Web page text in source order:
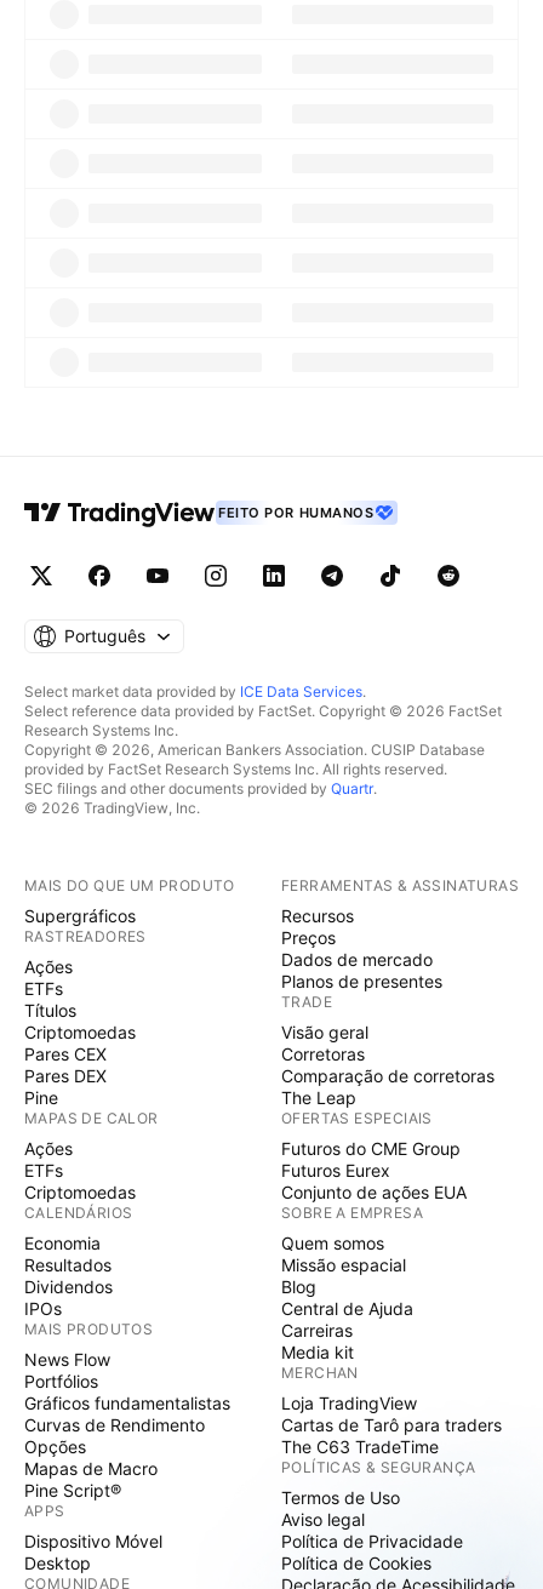
FEITO POR HUMANOS
Português
Select market data provided by ICE Data Services.
Select reference data provided by FactSet. Copyright © 2026 FactSet
Research Systems Inc.
Copyright © 2026, American Bankers Association. CUSIP Database
provided by FactSet Research Systems Inc. All rights reserved.
SEC filings and other documents provided by Quartr.
© 2026 TradingView, Inc.
MAIS DO QUE UM PRODUTO
Supergráficos
RASTREADORES
Ações
ETFs
Títulos
Criptomoedas
Pares CEX
Pares DEX
Pine
MAPAS DE CALOR
Ações
ETFs
Criptomoedas
CALENDÁRIOS
Economia
Resultados
Dividendos
IPOs
MAIS PRODUTOS
News Flow
Portfólios
Gráficos fundamentalistas
Curvas de Rendimento
Opções
Mapas de Macro
Pine Script®
APPS
Dispositivo Móvel
Desktop
COMUNIDADE
FERRAMENTAS & ASSINATURAS
Recursos
Preços
Dados de mercado
Planos de presentes
TRADE
Visão geral
Corretoras
Comparação de corretoras
The Leap
OFERTAS ESPECIAIS
Futuros do CME Group
Futuros Eurex
Conjunto de ações EUA
SOBRE A EMPRESA
Quem somos
Missão espacial
Blog
Central de Ajuda
Carreiras
Media kit
MERCHAN
Loja TradingView
Cartas de Tarô para traders
The C63 TradeTime
POLÍTICAS & SEGURANÇA
Termos de Uso
Aviso legal
Política de Privacidade
Política de Cookies
Declaração de Acessibilidade